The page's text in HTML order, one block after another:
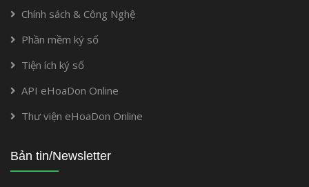
Chính sách & Công Nghệ
Phần mềm ký số
Tiện ích ký số
API eHoaDon Online
Thư viện eHoaDon Online
Bản tin/Newsletter